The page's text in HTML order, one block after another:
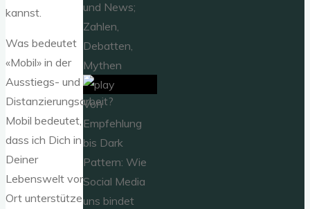
kannst.
Was bedeutet
«Mobil» in der
Ausstiegs- und
Distanzierungsarbeit?
Mobil bedeutet,
dass ich Dich in
Deiner
Lebenswelt vor
Ort unterstütze
und News;
Zahlen,
Debatten,
Mythen
Von
Empfehlung
bis Dark
Pattern: Wie
Social Media
uns bindet